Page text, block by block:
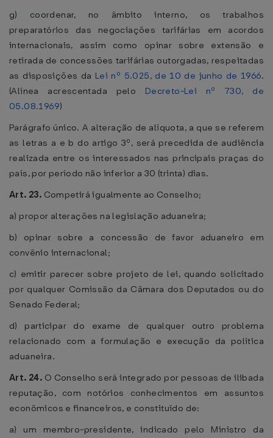
g) coordenar, no âmbito interno, os trabalhos
preparatórios das negociações tarifárias em acordos
internacionais, assim como opinar sobre extensão e
retirada de concessões tarifárias outorgadas, respeitadas
as disposições da Lei nº 5.025, de 10 de junho de 1966.
(Alínea acrescentada pelo Decreto-Lei nº 730, de
05.08.1969)
Parágrafo único. A alteração de alíquota, a que se referem
as letras a e b do artigo 3º, será precedida de audiência
realizada entre os interessados nas principais praças do
país, por período não inferior a 30 (trinta) dias.
Art. 23. Competirá igualmente ao Conselho;
a) propor alterações na legislação aduaneira;
b) opinar sobre a concessão de favor aduaneiro em
convênio internacional;
c) emitir parecer sobre projeto de lei, quando solicitado
por qualquer Comissão da Câmara dos Deputados ou do
Senado Federal;
d) participar do exame de qualquer outro problema
relacionado com a formulação e execução da política
aduaneira.
Art. 24. O Conselho será integrado por pessoas de ilibada
reputação, com notórios conhecimentos em assuntos
econômicos e financeiros, e constituído de:
a) um membro-presidente, indicado pelo Ministro da